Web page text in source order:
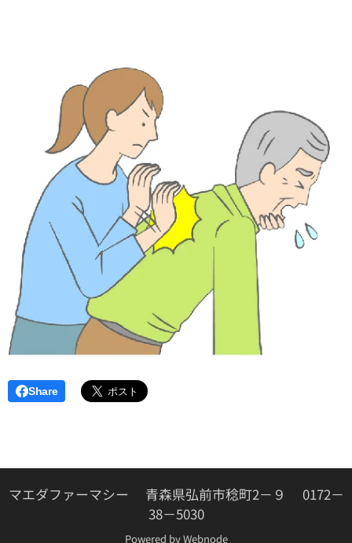
Share
マエダファーマシー 青森県弘前市稔町2－９ 0172－
38－5030
Powered byWebnode